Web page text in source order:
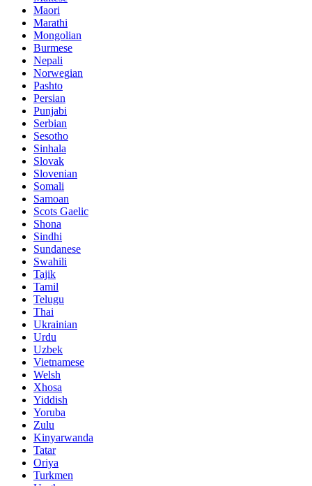
Maori
Marathi
Mongolian
Burmese
Nepali
Norwegian
Pashto
Persian
Punjabi
Serbian
Sesotho
Sinhala
Slovak
Slovenian
Somali
Samoan
Scots Gaelic
Shona
Sindhi
Sundanese
Swahili
Tajik
Tamil
Telugu
Thai
Ukrainian
Urdu
Uzbek
Vietnamese
Welsh
Xhosa
Yiddish
Yoruba
Zulu
Kinyarwanda
Tatar
Oriya
Turkmen